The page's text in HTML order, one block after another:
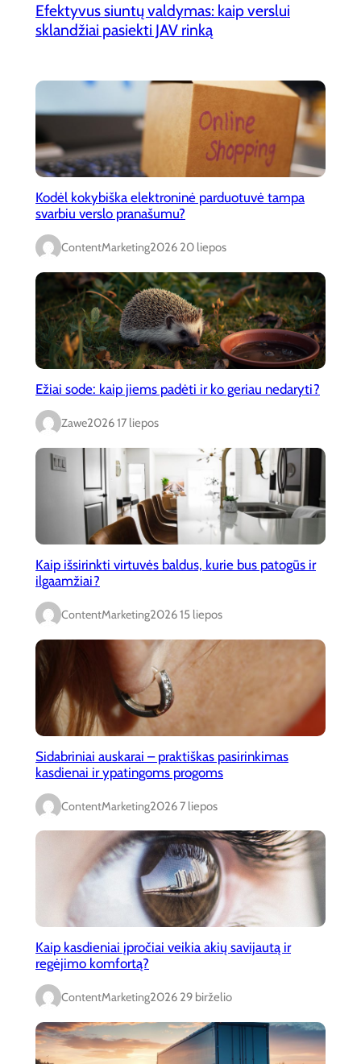
Efektyvus siuntų valdymas: kaip verslui
sklandžiai pasiekti JAV rinką
Kodėl kokybiška elektroninė parduotuvė tampa
svarbiu verslo pranašumu?
ContentMarketing2026 20 liepos
Ežiai sode: kaip jiems padėti ir ko geriau nedaryti?
Zawe2026 17 liepos
Kaip išsirinkti virtuvės baldus, kurie bus patogūs ir
ilgaamžiai?
ContentMarketing2026 15 liepos
Sidabriniai auskarai – praktiškas pasirinkimas
kasdienai ir ypatingoms progoms
ContentMarketing2026 7 liepos
Kaip kasdieniai įpročiai veikia akių savijautą ir
regėjimo komfortą?
ContentMarketing2026 29 birželio